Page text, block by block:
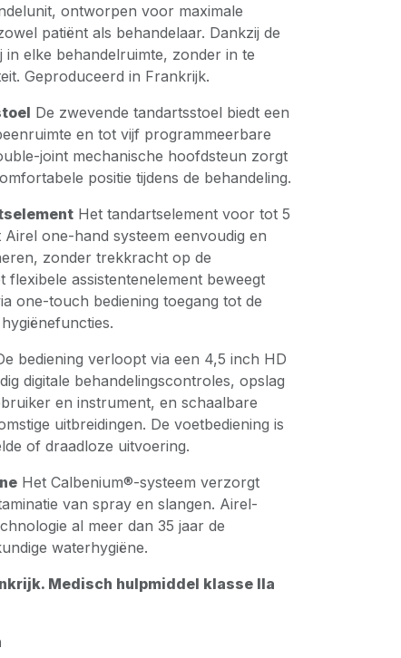
ontworpen voor maximale
patiënt als behandelaar. Dankzij de
elke behandelruimte, zonder in te
Geproduceerd in Frankrijk.
De zwevende tandartsstoel biedt een
en tot vijf programmeerbare
joint mechanische hoofdsteun zorgt
positie tijdens de behandeling.
Het tandartselement voor tot 5
one-hand systeem eenvoudig en
zonder trekkracht op de
flexibele assistentenelement beweegt
one-touch bediening toegang tot de
bediening verloopt via een 4,5 inch HD
digitale behandelingscontroles, opslag
en instrument, en schaalbare
uitbreidingen. De voetbediening is
of draadloze uitvoering.
Het Calbenium®-systeem verzorgt
van spray en slangen. Airel-
al meer dan 35 jaar de
waterhygiëne.
Medisch hulpmiddel klasse IIa